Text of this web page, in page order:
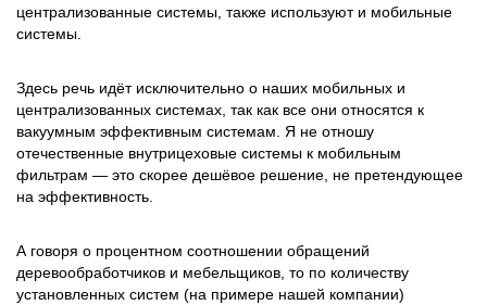
централизованные системы, также используют и мобильные
системы.
Здесь речь идёт исключительно о наших мобильных и
централизованных системах, так как все они относятся к
вакуумным эффективным системам. Я не отношу
отечественные внутрицеховые системы к мобильным
фильтрам — это скорее дешёвое решение, не претендующее
на эффективность.
А говоря о процентном соотношении обращений
деревообработчиков и мебельщиков, то по количеству
установленных систем (на примере нашей компании)